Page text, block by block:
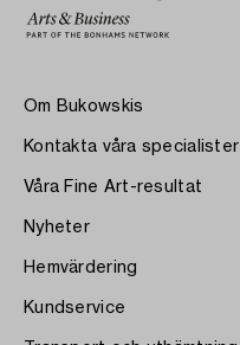
Om Bukowskis
Kontakta våra specialister
Våra Fine Art-resultat
Nyheter
Hemvärdering
Kundservice